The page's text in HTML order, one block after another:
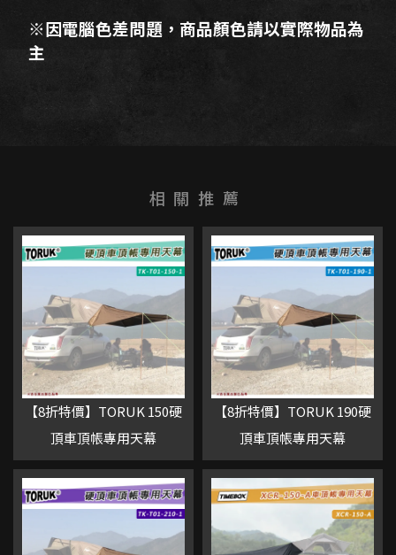
※因電腦色差問題，商品顏色請以實際物品為
主
【8折特價】TORUK 150硬
頂車頂帳專用天幕
【8折特價】TORUK 190硬
頂車頂帳專用天幕